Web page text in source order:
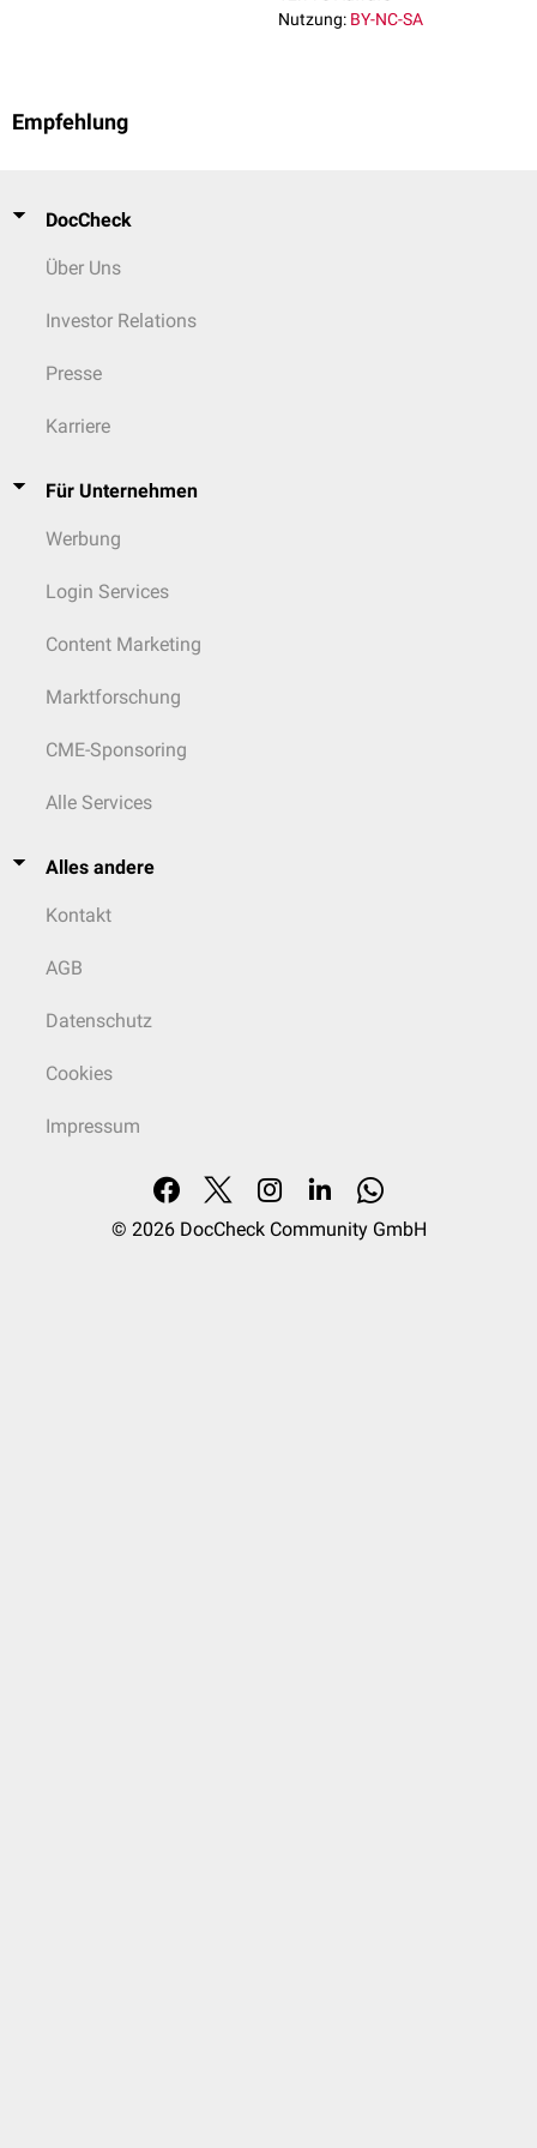
Nutzung: BY-NC-SA
Empfehlung
DocCheck
Über Uns
Investor Relations
Presse
Karriere
Für Unternehmen
Werbung
Login Services
Content Marketing
Marktforschung
CME-Sponsoring
Alle Services
Alles andere
Kontakt
AGB
Datenschutz
Cookies
Impressum
© 2026 DocCheck Community GmbH